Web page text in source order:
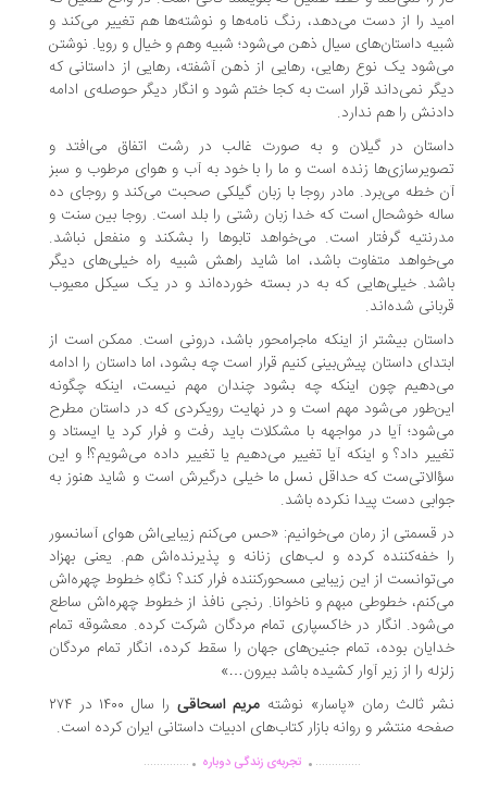
را از دست می‌دهد، رنگ نامه‌ها و نوشته‌ها هم تغییر می‌کند و
داستان‌های سیال ذهن می‌شود؛ شبیه وهم و خیال و رویا. نوشتن
یک نوع رهایی، رهایی از ذهن آشفته، رهایی از داستانی که
نمی‌داند قرار است به کجا ختم شود و انگار دیگر حوصله‌ی ادامه
را هم ندارد.
در گیلان و به صورت غالب در رشت اتفاق می‌افتد و
زنده است و ما را با خود به آب و هوای مرطوب و سبز
خطه می‌برد. مادر روجا با زبان گیلکی صحبت می‌کند و روجای ده
خوشحال است که خدا زبان رشتی را بلد است. روجا بین سنت و
گرفتار است. می‌خواهد تابوها را بشکند و منفعل نباشد.
متفاوت باشد، اما شاید راهش شبیه راه خیلی‌های دیگر
خیلی‌هایی که به در بسته خورده‌اند و در یک سیکل معیوب
شده‌اند.
بیشتر از اینکه ماجرامحور باشد، درونی است. ممکن است از
داستان پیش‌بینی کنیم قرار است چه بشود، اما داستان را ادامه
چون اینکه چه بشود چندان مهم نیست، اینکه چگونه
می‌شود مهم است و در نهایت رویکردی که در داستان مطرح
آیا در مواجهه با مشکلات باید رفت و فرار کرد یا ایستاد و
داد؟ و اینکه آیا تغییر می‌دهیم یا تغییر داده می‌شویم؟! و این
که حداقل نسل ما خیلی درگیرش است و شاید هنوز به
دست پیدا نکرده باشد.
قسمتی از رمان می‌خوانیم: «حس می‌کنم زیبایی‌اش هوای آسانسور
خفه‌کننده کرده و لب‌های زنانه و پذیرنده‌اش هم. یعنی بهزاد
از این زیبایی مسحورکننده فرار کند؟ نگاهِ خطوط چهره‌اش
خطوطی مبهم و ناخوانا. رنجی نافذ از خطوط چهره‌اش ساطع
انگار در خاکسپاری تمام مردگان شرکت کرده. معشوقه تمام
بوده، تمام جنین‌های جهان را سقط کرده، انگار تمام مردگان
را از زیر آوار کشیده باشد بیرون…»
ثالث رمان «پاسار» نوشتهمریم اسحاقی
را سال ۱۴۰۰ در ۲۷۴
منتشر و روانه بازار کتاب‌های ادبیات داستانی ایران کرده است.
...............تجربه‌ی زندگی دوباره ...............